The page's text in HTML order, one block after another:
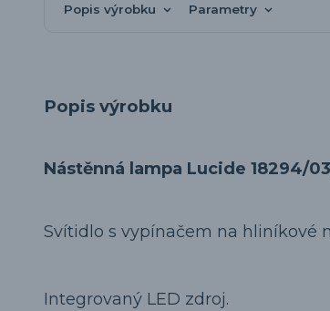
Popis výrobku Parametry
Popis výrobku
Nástěnná lampa Lucide 18294/
Svítidlo s vypínačem na hliníkové
Integrovaný LED zdroj.